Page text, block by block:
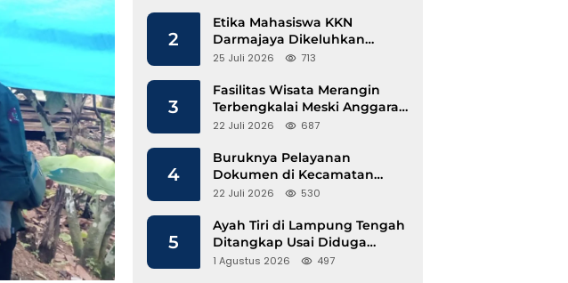
2
Etika Mahasiswa KKN
Darmajaya Dikeluhkan
Kepala Pekon Sinar Jawa
25 Juli 2026 713
3
Fasilitas Wisata Merangin
Terbengkalai Meski Anggaran
Perawatan Terus Mengalir
22 Juli 2026 687
4
Buruknya Pelayanan
Dokumen di Kecamatan
Pangkalan Susu, Kinerja
22 Juli 2026 530
5
Ayah Tiri di Lampung Tengah
Ditangkap Usai Diduga
Hamili Anak di Bawah Umur
1 Agustus 2026 497